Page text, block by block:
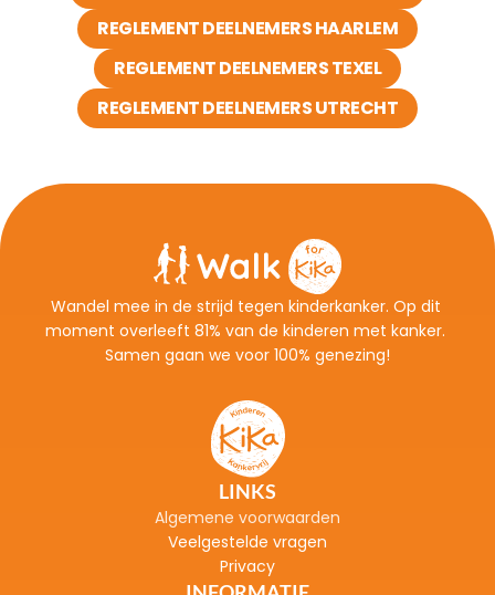
REGLEMENT DEELNEMERS HAARLEM
REGLEMENT DEELNEMERS TEXEL
REGLEMENT DEELNEMERS UTRECHT
Wandel mee in de strijd tegen kinderkanker. Op dit
moment overleeft 81% van de kinderen met kanker.
Samen gaan we voor 100% genezing!
LINKS
Algemene voorwaarden
Veelgestelde vragen
Privacy